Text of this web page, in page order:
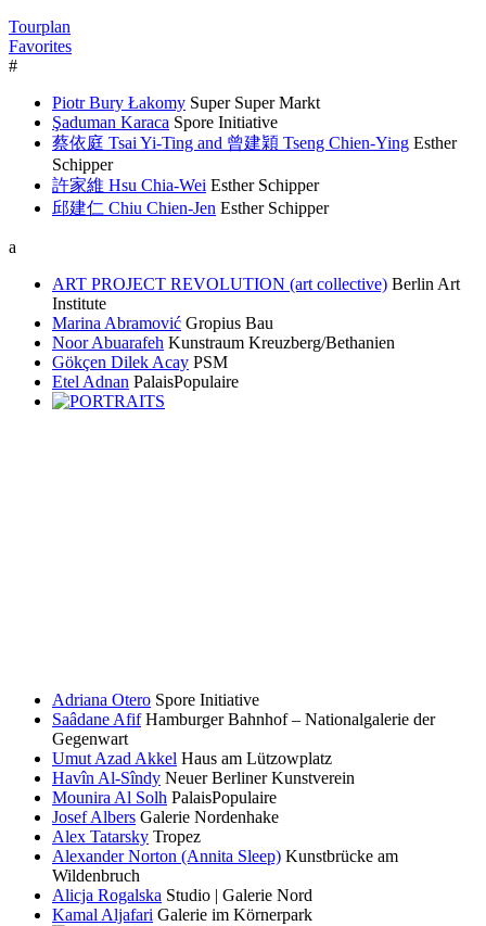
Tourplan
Favorites
#
Piotr Bury Łakomy Super Super Markt
Şaduman Karaca Spore Initiative
蔡依庭 Tsai Yi-Ting and 曾建穎 Tseng Chien-Ying Esther
Schipper
許家維 Hsu Chia-Wei Esther Schipper
邱建仁 Chiu Chien-Jen Esther Schipper
a
ART PROJECT REVOLUTION (art collective) Berlin Art
Institute
Marina Abramović Gropius Bau
Noor Abuarafeh Kunstraum Kreuzberg/Bethanien
Gökçen Dilek Acay PSM
Etel Adnan PalaisPopulaire
Adriana Otero Spore Initiative
Saâdane Afif Hamburger Bahnhof – Nationalgalerie der
Gegenwart
Umut Azad Akkel Haus am Lützowplatz
Havîn Al-Sîndy Neuer Berliner Kunstverein
Mounira Al Solh PalaisPopulaire
Josef Albers Galerie Nordenhake
Alex Tatarsky Tropez
Alexander Norton (Annita Sleep) Kunstbrücke am
Wildenbruch
Alicja Rogalska Studio | Galerie Nord
Kamal Aljafari Galerie im Körnerpark